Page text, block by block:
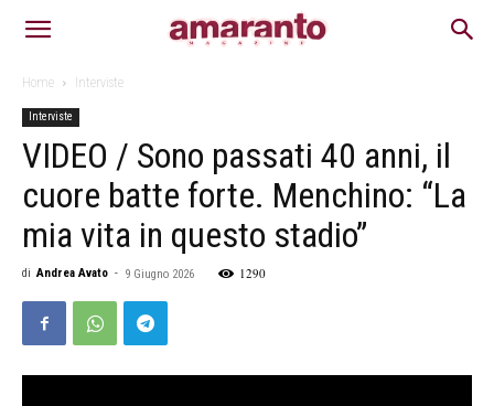
Home Interviste
Interviste
VIDEO / Sono passati 40 anni, il
cuore batte forte. Menchino: “La
mia vita in questo stadio”
di Andrea Avato - 9 Giugno 2026 1290